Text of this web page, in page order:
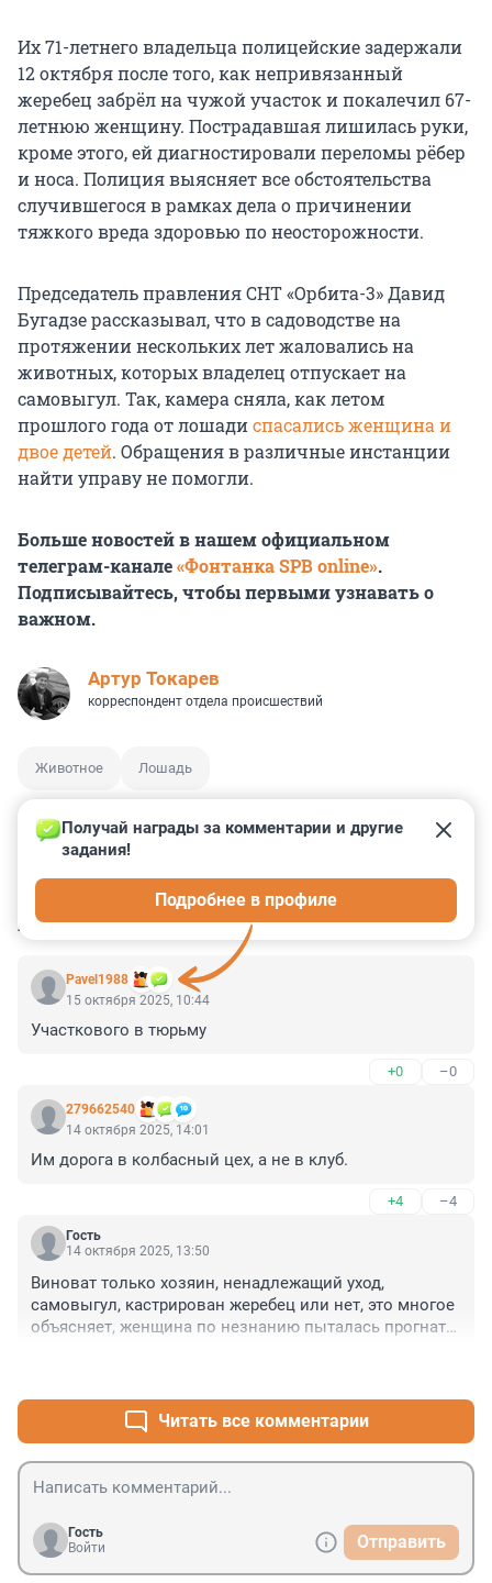
Их 71-летнего владельца полицейские задержали
12 октября после того, как непривязанный
жеребец забрёл на чужой участок и покалечил 67-
летнюю женщину. Пострадавшая лишилась руки,
кроме этого, ей диагностировали переломы рёбер
и носа. Полиция выясняет все обстоятельства
случившегося в рамках дела о причинении
тяжкого вреда здоровью по неосторожности.
Председатель правления СНТ «Орбита-3» Давид
Бугадзе рассказывал, что в садоводстве на
протяжении нескольких лет жаловались на
животных, которых владелец отпускает на
самовыгул. Так, камера сняла, как летом
прошлого года от лошадиспасались женщина и
двое детей. Обращения в различные инстанции
найти управу не помогли.
Больше новостей в нашем официальном
телеграм-канале«Фонтанка SPB online».
Подписывайтесь, чтобы первыми узнавать о
важном.
Артур Токарев
корреспондент отдела происшествий
Животное Лошадь
КОММЕНТАРИИ 61
Pavel1988
Получай награды за комментарии и другие
задания!
Подробнее в профиле
15 октября 2025, 10:44
Участкового в тюрьму
+0 –0
279662540
14 октября 2025, 14:01
Им дорога в колбасный цех, а не в клуб.
+4 –4
Гость
14 октября 2025, 13:50
Виноват только хозяин, ненадлежащий уход,
самовыгул, кастрирован жеребец или нет, это многое
объясняет, женщина по незнанию пыталась прогнать
ко всему, привлечь давно могли после жалоб
Читать все комментарии
Гость
Войти
Отправить